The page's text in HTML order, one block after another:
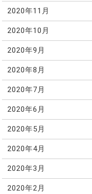
2020年11月
2020年10月
2020年9月
2020年8月
2020年7月
2020年6月
2020年5月
2020年4月
2020年3月
2020年2月